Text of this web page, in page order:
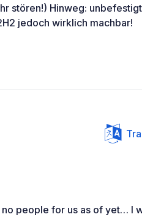
stören!) Hinweg:
jedoch wirklich machbar!
people for us as of yet… I